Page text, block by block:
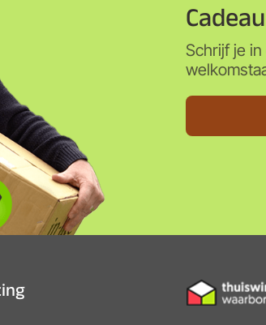
Schrijf je